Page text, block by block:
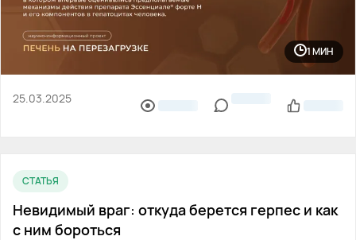
1 МИН
25.03.2025
СТАТЬЯ
Невидимый враг: откуда берется герпес и как
с ним бороться